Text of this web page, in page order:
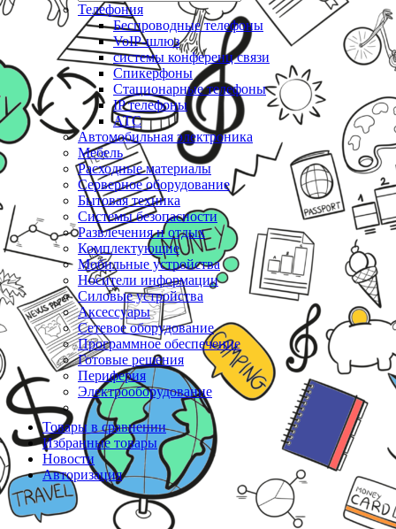
Телефония
Беспроводные телефоны
VoIP-шлюз
системы конференц связи
Спикерфоны
Стационарные телефоны
IP телефоны
АТС
Автомобильная электроника
Мебель
Расходные материалы
Серверное оборудование
Бытовая техника
Системы безопасности
Развлечения и отдых
Комплектующие
Мобильные устройства
Носители информации
Силовые устройства
Аксессуары
Сетевое оборудование
Программное обеспечение
Готовые решения
Периферия
Электрооборудование
Товары в сравнении
Избранные товары
Новости
Авторизация